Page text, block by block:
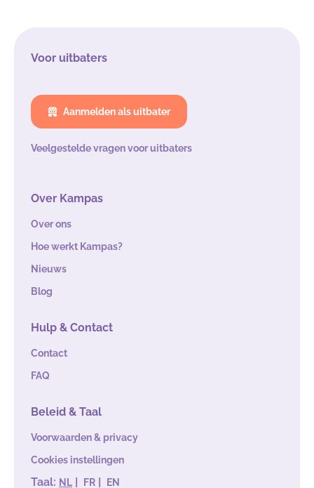
Voor uitbaters
Aanmelden als uitbater
Veelgestelde vragen voor uitbaters
Over Kampas
Over ons
Hoe werkt Kampas?
Nieuws
Blog
Hulp & Contact
Contact
FAQ
Beleid & Taal
Voorwaarden & privacy
Cookies instellingen
Taal: NL | FR | EN